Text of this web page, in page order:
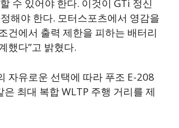
수 있어야 한다. 이것이 GTi 정신
해야 한다. 모터스포츠에서 영감을
건에서 출력 제한을 피하는 배터리
했다”고 밝혔다.
자유로운 선택에 따라 푸조 E-208
최대 복합 WLTP 주행 거리를 제